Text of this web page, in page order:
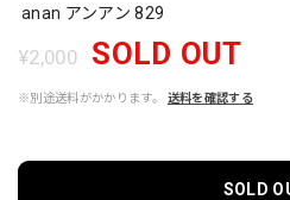
anan アンアン 829
¥2,000 SOLD OUT
※別途送料がかかります。 送料を確認する
SOLD